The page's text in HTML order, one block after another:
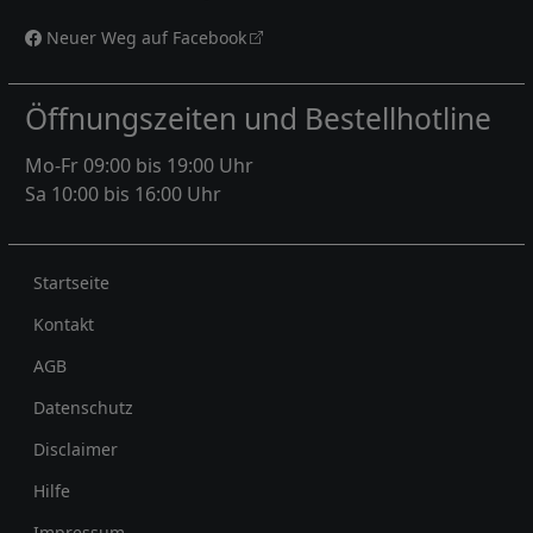
Neuer Weg auf Facebook
Öffnungszeiten und Bestellhotline
Mo-Fr 09:00 bis 19:00 Uhr
Sa 10:00 bis 16:00 Uhr
Rechtliches
Startseite
Kontakt
AGB
Datenschutz
Disclaimer
Hilfe